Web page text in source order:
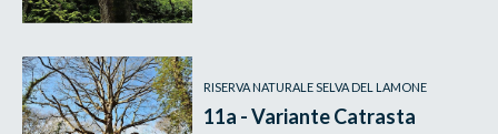
RISERVA NATURALE SELVA DEL LAMONE
11a - Variante Catrasta